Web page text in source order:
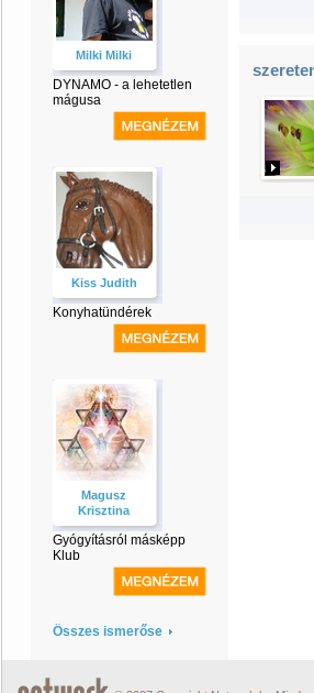
Milki Milki
DYNAMO - a lehetetlen
mágusa
Kiss Judith
Konyhatündérek
Magusz
Krisztina
Gyógyításról másképp
Klub
Összes ismerőse